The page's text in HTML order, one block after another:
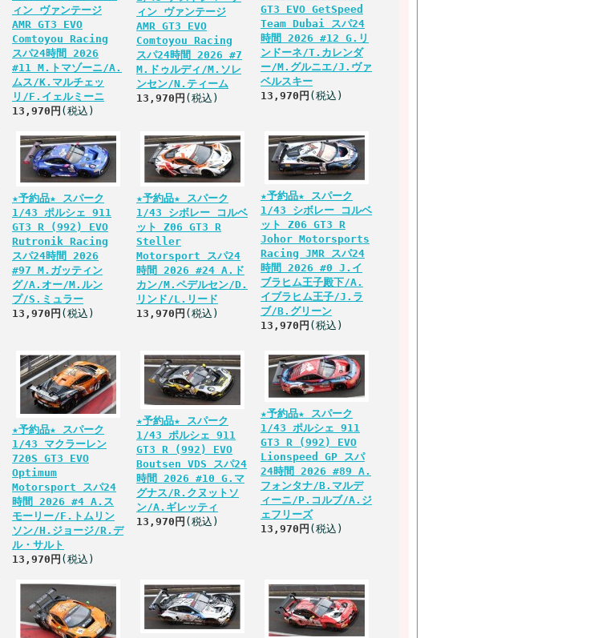
ィン ヴァンテージ
AMR GT3 EVO
Comtoyou Racing
スパ24時間 2026
#11 M.トマゾーニ/A.
ムス/K.マルチェッ
リ/F.イェルミーニ
13,970円 (税込)
ィン ヴァンテージ
AMR GT3 EVO
Comtoyou Racing
スパ24時間 2026 #7
M.ドゥルディ/M.ソレ
ンセン/N.ティーム
13,970円 (税込)
GT3 EVO GetSpeed
Team Dubai スパ24
時間 2026 #12 G.リ
ンドーネ/T.カレンダ
ー/M.グルニエ/J.ヴァ
ベルスキー
13,970円 (税込)
★予約品★ スパーク
1/43 ポルシェ 911
GT3 R (992) EVO
Rutronik Racing
スパ24時間 2026
#97 M.ガッティン
グ/A.オー/M.ルン
プ/S.ミュラー
13,970円 (税込)
★予約品★ スパーク
1/43 シボレー コルベ
ット Z06 GT3 R
Steller
Motorsport スパ24
時間 2026 #24 A.ド
カン/M.ペデルセン/D.
リンド/L.リード
13,970円 (税込)
★予約品★ スパーク
1/43 シボレー コルベ
ット Z06 GT3 R
Johor Motorsports
Racing JMR スパ24
時間 2026 #0 J.イ
ブラヒム王子殿下/A.
イブラヒム王子/J.ラ
ブ/B.グリーン
13,970円 (税込)
★予約品★ スパーク
1/43 マクラーレン
720S GT3 EVO
Optimum
Motorsport スパ24
時間 2026 #4 A.ス
モーリー/F.トムリン
ソン/H.ジョージ/R.デ
ル・サルト
13,970円 (税込)
★予約品★ スパーク
1/43 ポルシェ 911
GT3 R (992) EVO
Boutsen VDS スパ24
時間 2026 #10 G.マ
グナス/R.クヌットソ
ン/A.ギレッティ
13,970円 (税込)
★予約品★ スパーク
1/43 ポルシェ 911
GT3 R (992) EVO
Lionspeed GP スパ
24時間 2026 #89 A.
フォンタナ/B.マルデ
ィーニ/P.コルブ/A.ジ
ェフリーズ
13,970円 (税込)